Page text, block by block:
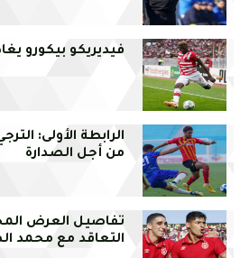
فيديريكو بيكورو
الرابطة الأولى:
من أجل الصدارة
تفاصيل العرض
التعاقد مع محمد